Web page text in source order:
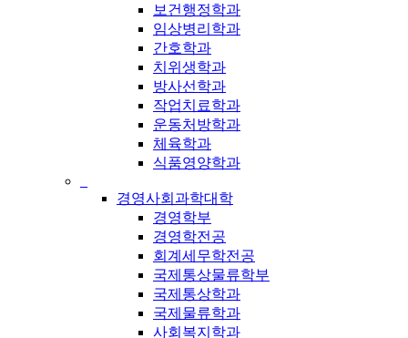
보건행정학과
임상병리학과
간호학과
치위생학과
방사선학과
작업치료학과
운동처방학과
체육학과
식품영양학과
경영사회과학대학
경영학부
경영학전공
회계세무학전공
국제통상물류학부
국제통상학과
국제물류학과
사회복지학과